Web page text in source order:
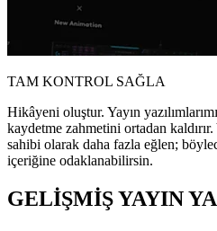
TAM KONTROL SAĞLA
Hikâyeni oluştur. Yayın
kaydetme zahmetini ortadan
sahibi olarak daha fazla eğlen;
içeriğine odaklanabilirsin.
GELİŞMİŞ YAYIN